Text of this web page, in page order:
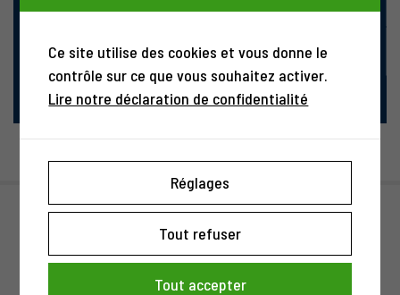
ORTRA MA ET ORTRA TC
FORMATIONS
PROFESSIONNELLES
FORMATIONS
CONTINUES
Ce site utilise des cookies et vous donne le
contrôle sur ce que vous souhaitez activer.
Lire notre déclaration de confidentialité
Réglages
Tout refuser
Tout accepter